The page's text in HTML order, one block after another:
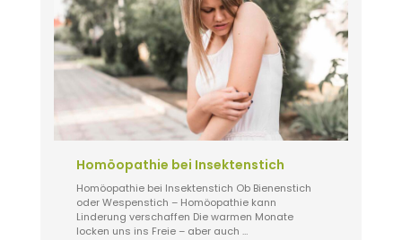
Homöopathie bei Insektenstich
Homöopathie bei Insektenstich Ob Bienenstich
oder Wespenstich – Homöopathie kann
Linderung verschaffen Die warmen Monate
locken uns ins Freie – aber auch …